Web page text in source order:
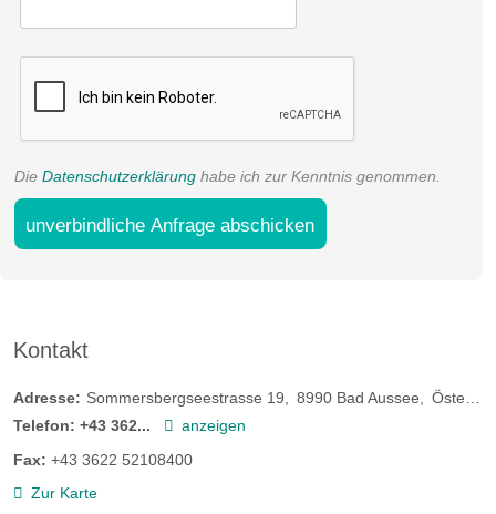
Die Datenschutzerklärung habe ich zur Kenntnis genommen.
unverbindliche Anfrage abschicken
Kontakt
Adresse: Sommersbergseestrasse 19 8990 Bad Aussee
Österreich
Telefon: +43 362...
anzeigen
Fax: +43 3622 52108400
Zur Karte